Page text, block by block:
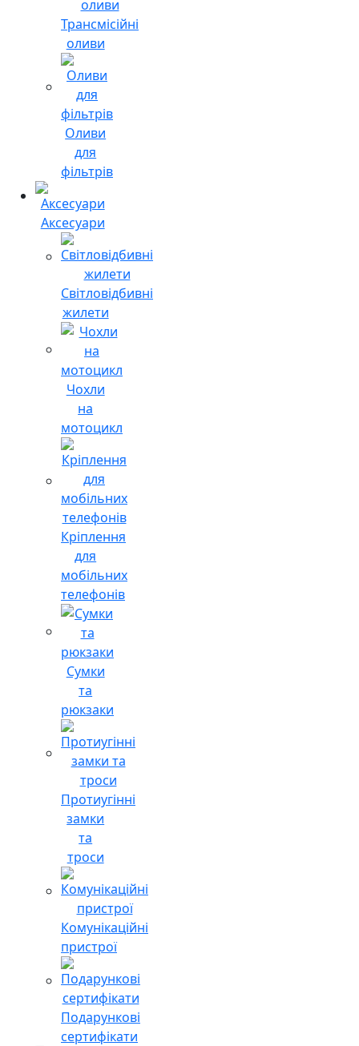
Трансмісійні
оливи
Оливи
для
фільтрів
Аксесуари
Світловідбивні
жилети
Чохли
на
мотоцикл
Кріплення
для
мобільних
телефонів
Сумки
та
рюкзаки
Протиугінні
замки
та
троси
Комунікаційні
пристрої
Подарункові
сертифікати